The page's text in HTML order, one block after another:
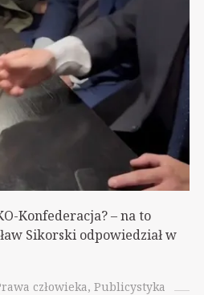
Konfederacja? – na to
Sikorski odpowiedział w
człowieka Publicystyka